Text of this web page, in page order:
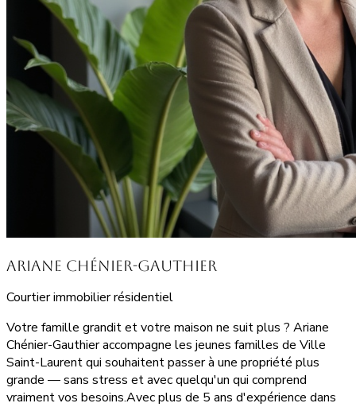
Ariane Chénier-Gauthier
Courtier immobilier résidentiel
Votre famille grandit et votre maison ne suit plus ? Ariane
Chénier-Gauthier accompagne les jeunes familles de Ville
Saint-Laurent qui souhaitent passer à une propriété plus
grande — sans stress et avec quelqu'un qui comprend
vraiment vos besoins.Avec plus de 5 ans d'expérience dans